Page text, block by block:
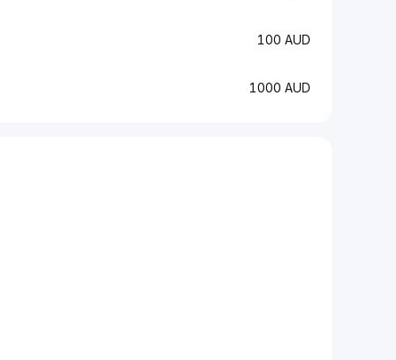
100 AUD
1000 AUD